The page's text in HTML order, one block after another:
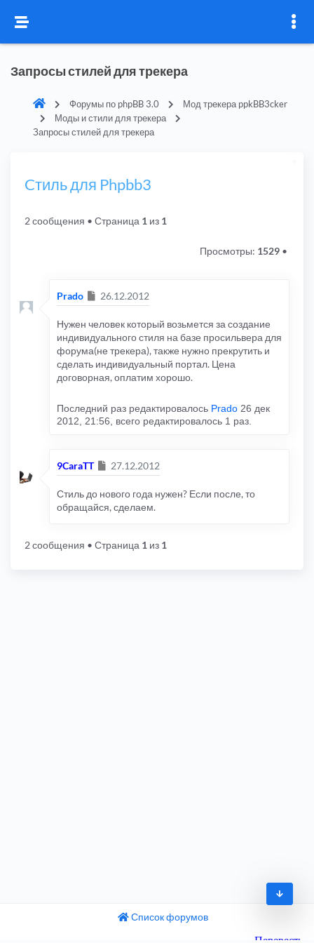
Запросы стилей для трекера
Форумы по phpBB 3.0
Мод трекера ppkBB3cker
Моды и стили для трекера
Запросы стилей для трекера
Cтиль для Phpbb3
2 сообщения • Страница 1 из 1
Просмотры: 1529 •
Prado Сообщение
26.12.2012
Нужен человек который возьмется за создание
индивидуального стиля на базе просильвера для
форума(не трекера), также нужно прекрутить и
сделать индивидуальный портал. Цена
договорная, оплатим хорошо.
Последний раз редактировалось Prado 26 дек
2012, 21:56, всего редактировалось 1 раз.
9CaraTT Сообщение
27.12.2012
Стиль до нового года нужен? Если после, то
обращайся, сделаем.
2 сообщения • Страница 1 из 1
Список форумов